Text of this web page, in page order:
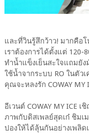
และที่วินรู้สึกว้าว! มากคือ
เราต้องการได้ตั้งแต่
ทำน้ำแข็งเย็นสะใจแถมยัง
ใช้น้ำจากระบบ RO ในตัว
คุณจะหลงรัก COWAY
อีเวนต์ COWAY MY ICE
ภาพกับดิสเพลย์สุดเก๋ ชิมเ
ปองให้ได้ลุ้นกันอย่างเพลิ